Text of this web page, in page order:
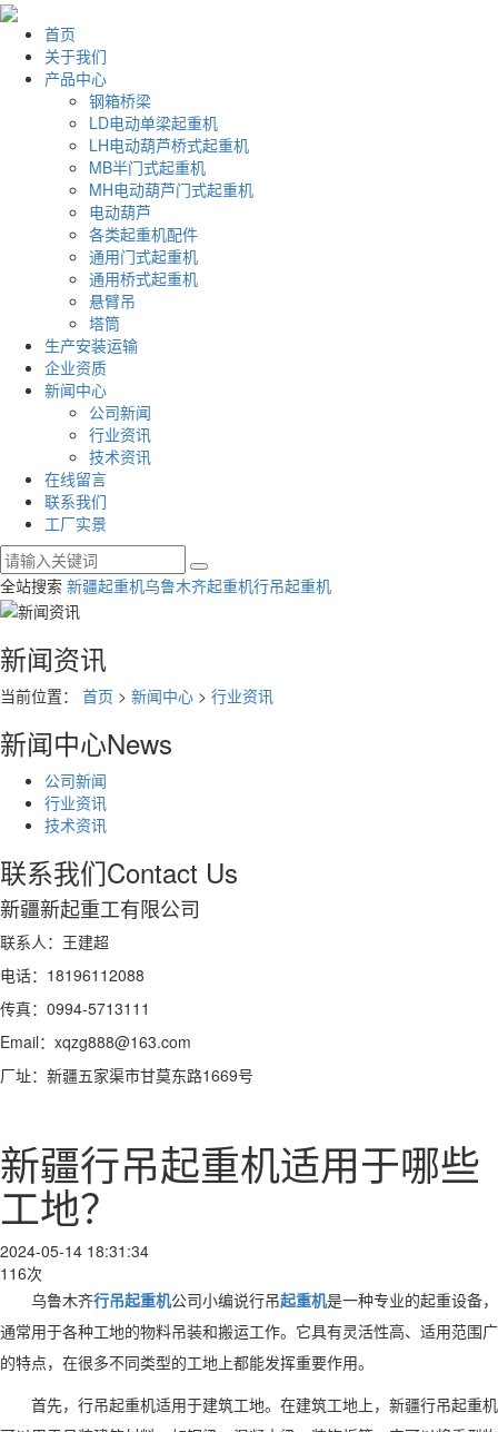
首页
关于我们
产品中心
钢箱桥梁
LD电动单梁起重机
LH电动葫芦桥式起重机
MB半门式起重机
MH电动葫芦门式起重机
电动葫芦
各类起重机配件
通用门式起重机
通用桥式起重机
悬臂吊
塔筒
生产安装运输
企业资质
新闻中心
公司新闻
行业资讯
技术资讯
在线留言
联系我们
工厂实景
全站搜索 新疆起重机乌鲁木齐起重机行吊起重机
新闻资讯
当前位置： 首页 > 新闻中心 > 行业资讯
新闻中心News
公司新闻
行业资讯
技术资讯
联系我们Contact Us
新疆新起重工有限公司
联系人：王建超
电话：18196112088
传真：0994-5713111
Email：xqzg888@163.com
厂址：新疆五家渠市甘莫东路1669号
新疆行吊起重机适用于哪些
工地？
2024-05-14 18:31:34
116次
乌鲁木齐行吊起重机公司小编说行吊起重机是一种专业的起重设备，
通常用于各种工地的物料吊装和搬运工作。它具有灵活性高、适用范围广
的特点，在很多不同类型的工地上都能发挥重要作用。
首先，行吊起重机适用于建筑工地。在建筑工地上，新疆行吊起重机